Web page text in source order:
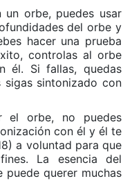
un orbe, puedes usar
del orbe y
hacer una prueba
controlas al orbe
él. Si fallas, quedas
sintonizado con
el orbe, no puedes
con él y él te
a voluntad para que
La esencia del
querer muchas